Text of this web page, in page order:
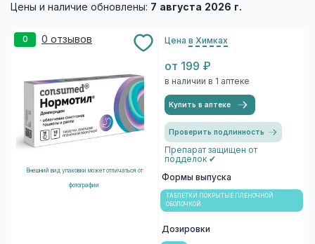
Цены и наличие обновлены: 7 августа 2026 г.
0 0 отзывов
Внешний вид упаковки может отличаться от
фотографии
Цена в Химках
от 199 ₽
в наличии в 1 аптеке
Купить в аптеке
Проверить подлинность
Препарат защищен от
подделок ✔
Формы выпуска
ТАБЛЕТКИ ПОКРЫТЫЕ ПЛЕНОЧНОЙ
ОБОЛОЧКОЙ
Дозировки